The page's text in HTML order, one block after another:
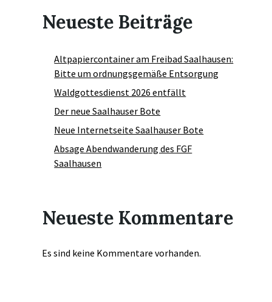
Neueste Beiträge
Altpapiercontainer am Freibad Saalhausen:
Bitte um ordnungsgemäße Entsorgung
Waldgottesdienst 2026 entfällt
Der neue Saalhauser Bote
Neue Internetseite Saalhauser Bote
Absage Abendwanderung des FGF
Saalhausen
Neueste Kommentare
Es sind keine Kommentare vorhanden.